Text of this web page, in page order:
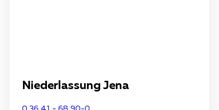
Niederlassung Jena
0 36 41 - 68 90-0